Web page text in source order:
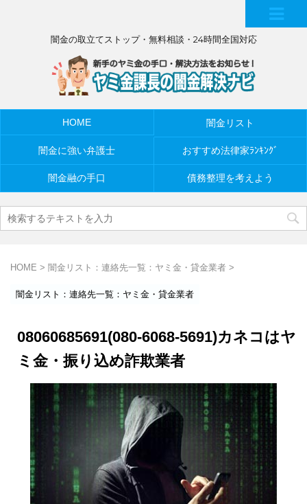
闇金の取立てストップ・無料相談・24時間全国対応
HOME 闇金リスト
闇金に強い弁護士 おすすめ法律家ﾗﾝｷﾝｸﾞ
闇金融の手口 債務整理を考えよう
HOME > 闇金リスト：連絡先一覧：ヤミ金・貸金業者 >
闇金リスト：連絡先一覧：ヤミ金・貸金業者
08060685691(080-6068-5691)カネコはヤ
ミ金・振り込め詐欺業者